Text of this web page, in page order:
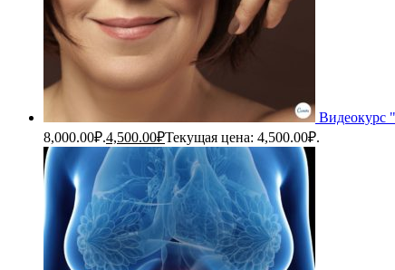
Видеокурс
8,000.00₽.4,500.00₽Текущая цена: 4,500.00₽.